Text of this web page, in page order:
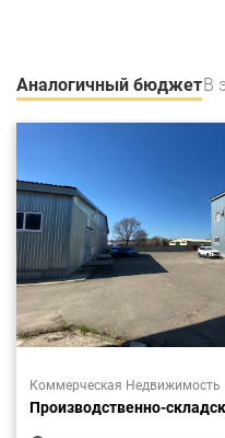
Аналогичный бюджетВ
Коммерческая Недвижимость
Производственно-